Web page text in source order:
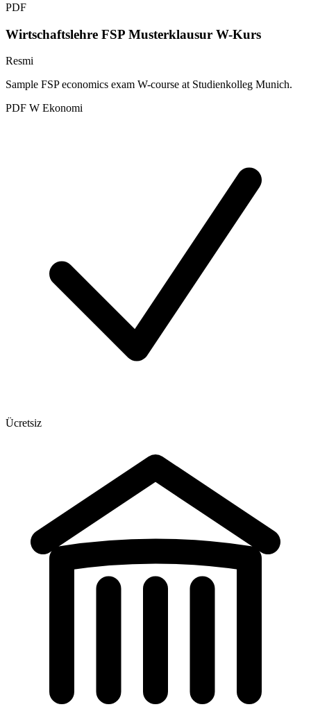
PDF
Wirtschaftslehre FSP Musterklausur W-Kurs
Resmi
Sample FSP economics exam W-course at Studienkolleg Munich.
PDF W Ekonomi
Ücretsiz